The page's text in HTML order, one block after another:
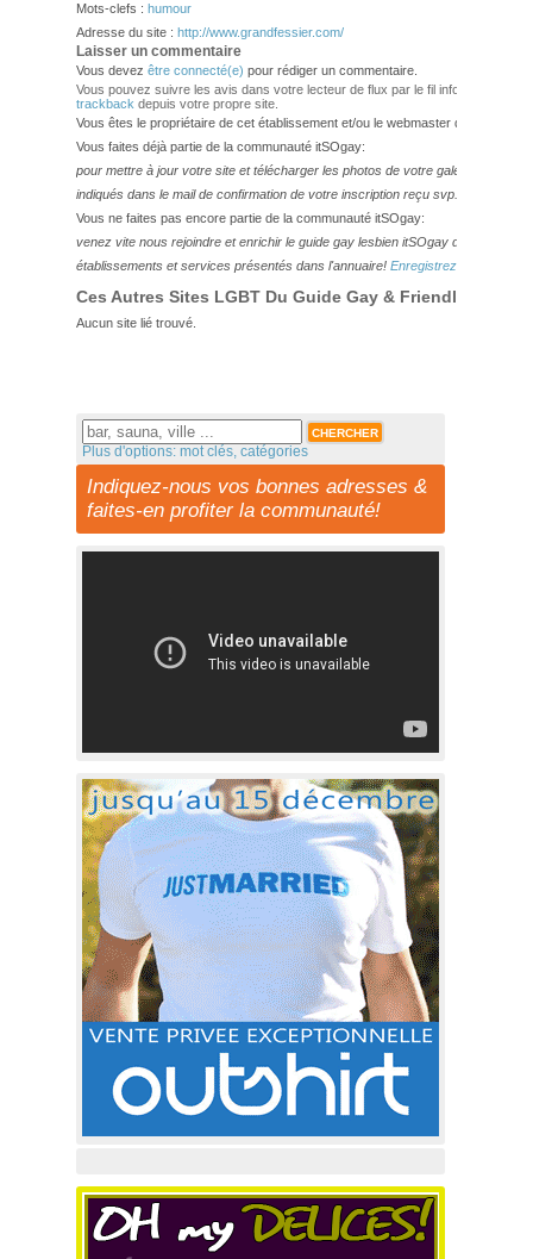
Mots-clefs : humour
Adresse du site : http://www.grandfessier.com/
Laisser un commentaire
Vous devez être connecté(e) pour rédiger un commentaire.
Vous pouvez suivre les avis dans votre lecteur de flux par le fil info
trackback depuis votre propre site.
Vous êtes le propriétaire de cet établissement et/ou le webmaster de ce site?
Vous faites déjà partie de la communauté itSOgay:
pour mettre à jour votre site et télécharger les photos de votre galerie,
indiqués dans le mail de confirmation de votre inscription reçu svp.
Vous ne faites pas encore partie de la communauté itSOgay:
venez vite nous rejoindre et enrichir le guide gay lesbien itSOgay de vos
établissements et services présentés dans l'annuaire! Enregistrez-vous ici!
Ces Autres Sites LGBT Du Guide Gay & Friendly
Aucun site lié trouvé.
Plus d'options: mot clés, catégories
Indiquez-nous vos bonnes adresses &
faites-en profiter la communauté!